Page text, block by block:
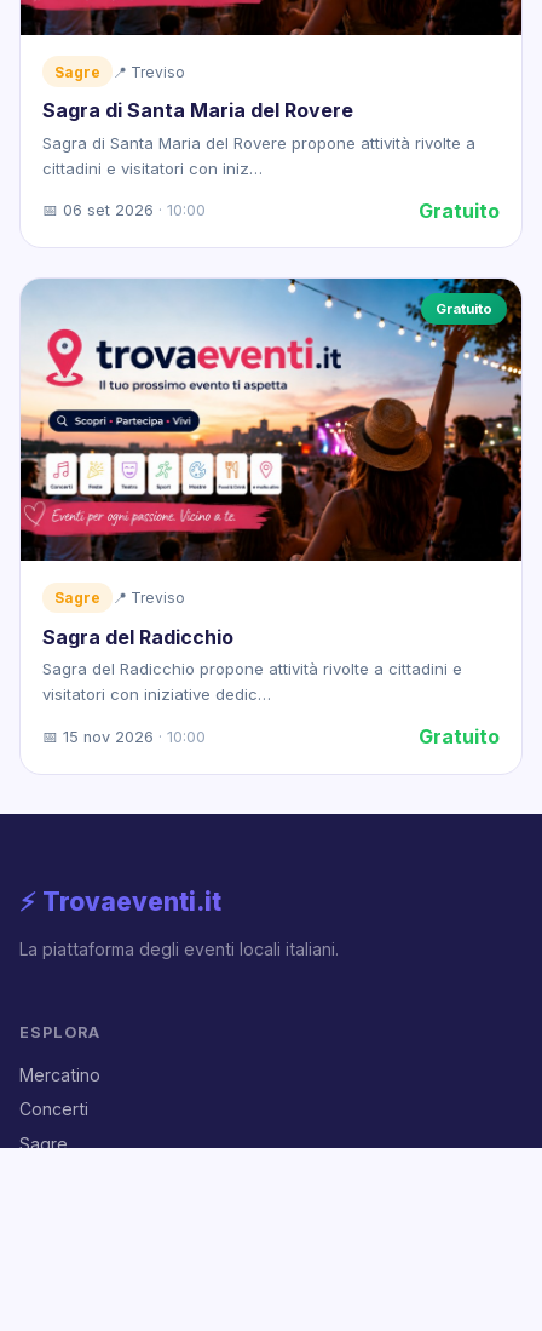
Sagre 📍 Treviso
Sagra di Santa Maria del Rovere
Sagra di Santa Maria del Rovere propone attività rivolte a
cittadini e visitatori con iniz…
📅 06 set 2026 · 10:00 Gratuito
Gratuito
Sagre 📍 Treviso
Sagra del Radicchio
Sagra del Radicchio propone attività rivolte a cittadini e
visitatori con iniziative dedic…
📅 15 nov 2026 · 10:00 Gratuito
⚡ Trovaeventi.it
La piattaforma degli eventi locali italiani.
ESPLORA
Mercatino
Concerti
Sagre